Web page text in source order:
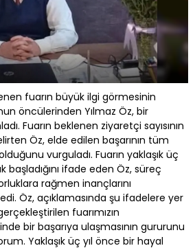
fuarın büyük ilgi görmesinin
öncülerinden Yılmaz Öz, bir
Fuarın beklenen ziyaretçi sayısının
Öz, elde edilen başarının tüm
vurguladı. Fuarın yaklaşık üç
başladığını ifade eden Öz, süreç
rağmen inançlarını
Öz, açıklamasında şu ifadelere yer
fuarımızın
bir başarıya ulaşmasının gururunu
Yaklaşık üç yıl önce bir hayal